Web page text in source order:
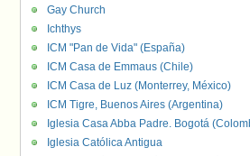
Gay Church
Ichthys
ICM "Pan de Vida" (España)
ICM Casa de Emmaus (Chile)
ICM Casa de Luz (Monterrey, México)
ICM Tigre, Buenos Aires (Argentina)
Iglesia Casa Abba Padre. Bogotá
Iglesia Católica Antigua